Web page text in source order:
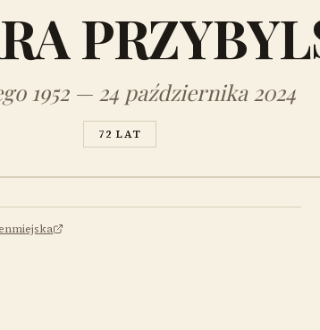
1952 — 24 października 2024
72 LAT